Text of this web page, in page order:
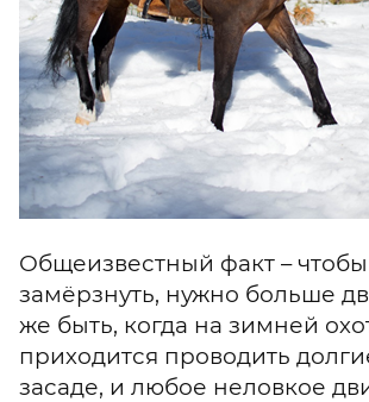
Общеизвестный факт –
замёрзнуть, нужно больше
же быть, когда на зимней
приходится проводить
засаде, и любое неловкое